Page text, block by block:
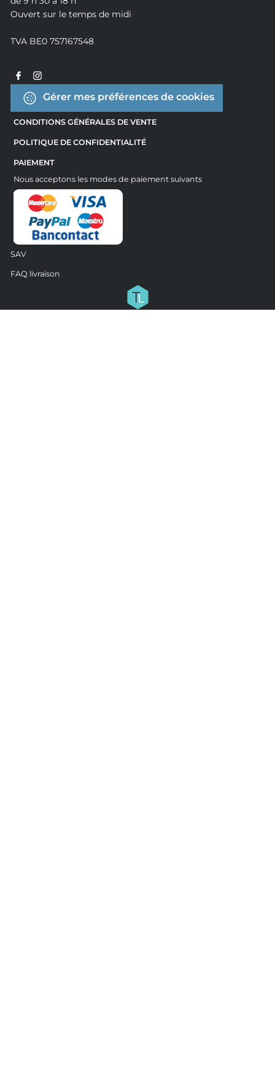
Ouvert sur le temps de midi
TVA BE0 757167548
Gérer mes préférences de cookies
CONDITIONS GÉNÉRALES DE VENTE
POLITIQUE DE CONFIDENTIALITÉ
PAIEMENT
Nous acceptons les modes de paiement suivants
SAV
FAQ livraison